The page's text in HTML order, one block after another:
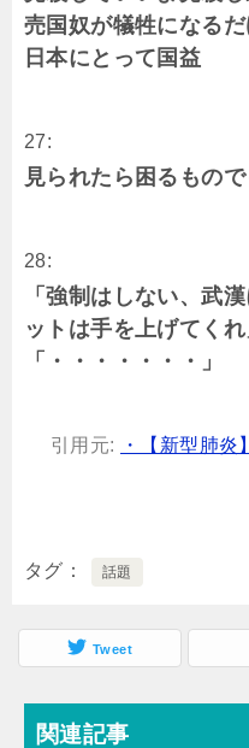
売国奴が犠牲になる
日本にとって国益
27:
見られたら困るもの
28:
「強制はしない、武
ットは手を上げてくれ
「・・・・・・・」
引用元:
・【新型肺
タグ 話題
Tweet
関連記事